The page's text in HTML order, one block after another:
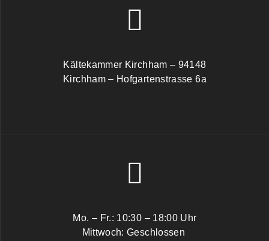
Kältekammer Kirchham – 94148
Kirchham – Hofgartenstrasse 6a
Mo. – Fr.: 10:30 – 18:00 Uhr
Mittwoch: Geschlossen